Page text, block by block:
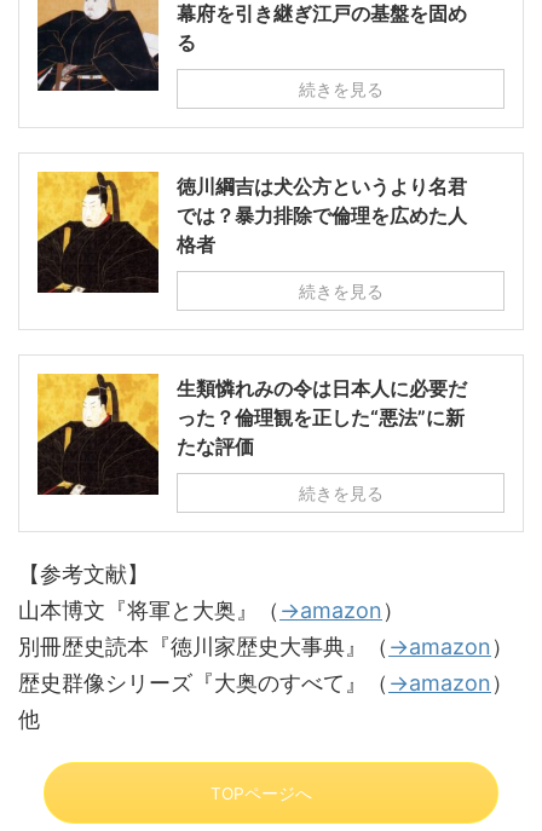
幕府を引き継ぎ江戸の基盤を固め
る
続きを見る
徳川綱吉は犬公方というより名君
では？暴力排除で倫理を広めた人
格者
続きを見る
生類憐れみの令は日本人に必要だ
った？倫理観を正した“悪法”に新
たな評価
続きを見る
【参考文献】
山本博文『将軍と大奥』（ →amazon）
別冊歴史読本『徳川家歴史大事典』（ →amazon）
歴史群像シリーズ『大奥のすべて』（ →amazon）
他
TOPページへ